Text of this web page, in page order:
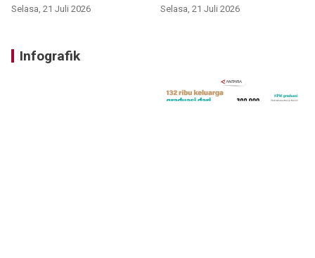
Selasa, 21 Juli 2026 Selasa, 21 Juli 2026
Infografik